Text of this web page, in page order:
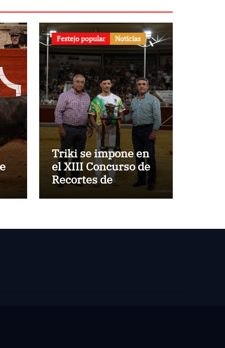
Festejo popular Noticias
Triki se impone en
el XIII Concurso de
Recortes de
Villaseca